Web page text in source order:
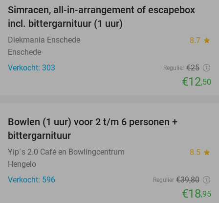
50%
Simracen, all-in-arrangement of escapebox
incl. bittergarnituur (1 uur)
Diekmania Enschede 8.7 star
Enschede
Verkocht: 303
Regulier €25
€12,50
Bowlen (1 uur) voor 2 t/m 6 personen +
bittergarnituur
Yip´s 2.0 Café en Bowlingcentrum 8.5 star
Hengelo
Verkocht: 596
Regulier €39,80
€18,95